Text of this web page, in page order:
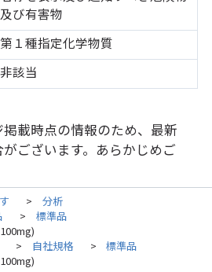
及び有害物
第１種指定化学物質
非該当
載時点の情報のため、最新
ございます。あらかじめご
> 分析
> 標準品
> 自社規格 > 標準品